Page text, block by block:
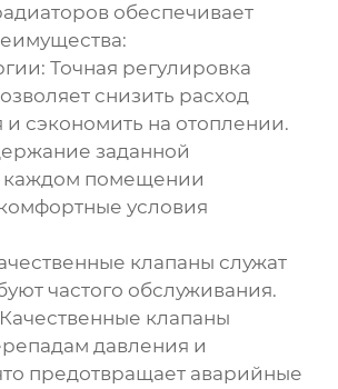
обеспечивает
Точная регулировка
снизить расход
и сэкономить на отоплении.
заданной
каждом помещении
условия
клапаны служат
частого обслуживания.
Качественные клапаны
давления и
предотвращает аварийные